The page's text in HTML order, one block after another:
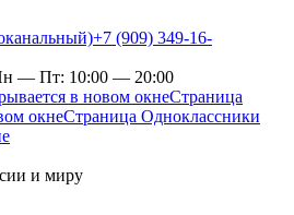
+7 (909) 349-16-
— Пт: 10:00 — 20:00
в новом окнеСтраница
окнеСтраница Одноклассники
и миру